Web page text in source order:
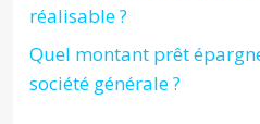
réalisable ?
Quel montant prêt
société générale ?